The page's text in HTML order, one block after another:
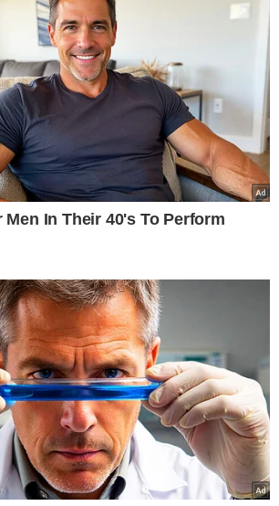
DE MAGNITUDE 7,4
Taiwan busca sobreviventes
após forte terremoto matar
9 e ferir 900
IMPRESSIONANTE!
Câmera na piscina mostra
turista preso durante
terremoto no Japão
MAIS DE 900 FERIDOS
Sobe para 9 o número de
mortes em terremoto em